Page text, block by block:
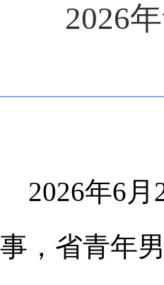
2026
2026年6
事，省青年